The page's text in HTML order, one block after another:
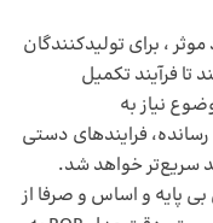
، برای تولیدکنندگان
تا فرآیند تکمیل
نیاز به
فرایندهای دستی
سریع‌تر خواهد شد.
پایه و اساس و صرفا از